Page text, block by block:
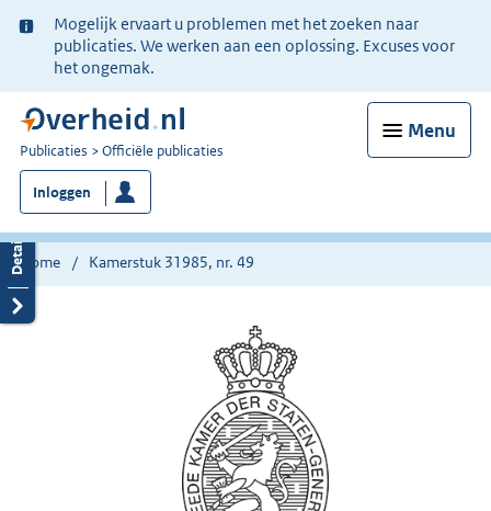
Ter
informatie:
Mogelijk ervaart u problemen met het zoeken naar
publicaties. We werken aan een oplossing. Excuses voor
het ongemak.
Menu
U
bent
nu
hier:
Publicaties Officiële publicaties
Inloggen
Home Kamerstuk 31985, nr. 49